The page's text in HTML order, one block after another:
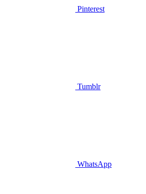
Pinterest
Tumblr
WhatsApp